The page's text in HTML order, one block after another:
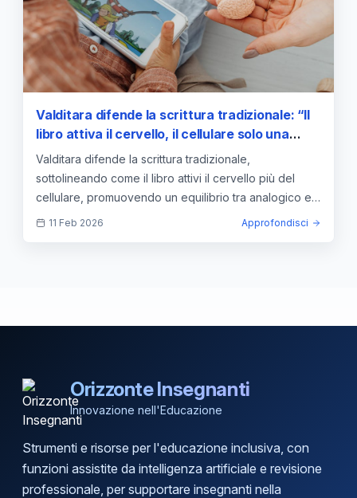
Valditara difende la scrittura tradizionale: “Il
libro attiva il cervello, il cellulare solo una
parte”
Valditara difende la scrittura tradizionale,
sottolineando come il libro attivi il cervello più del
cellulare, promuovendo un equilibrio tra analogico e
digitale.
11 Feb 2026 Approfondisci
Orizzonte Insegnanti
Innovazione nell'Educazione
Strumenti e risorse per l'educazione inclusiva, con
funzioni assistite da intelligenza artificiale e revisione
professionale, per supportare insegnanti nella